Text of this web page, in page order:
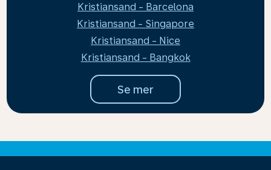
Kristiansand - Barcelona
Kristiansand - Singapore
Kristiansand - Nice
Kristiansand - Bangkok
Se mer